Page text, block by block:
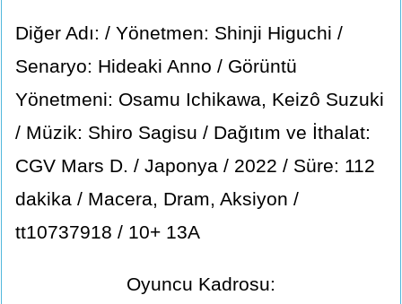
Diğer Adı: / Yönetmen: Shinji Higuchi /
Senaryo: Hideaki Anno / Görüntü
Yönetmeni: Osamu Ichikawa, Keizô Suzuki
/ Müzik: Shiro Sagisu / Dağıtım ve İthalat:
CGV Mars D. / Japonya / 2022 / Süre: 112
dakika / Macera, Dram, Aksiyon /
tt10737918 / 10+ 13A
Oyuncu Kadrosu: